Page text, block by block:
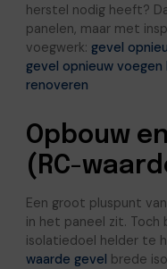
herstel nodig heeft?
panelen, maar met
voegwerk: gevel
gevel opnieuw voegen
renoveren
Opbouw
(RC-
Een groot pluspunt
in het paneel zit. Toch
isolatiedoel helder te
waarde gevel brede